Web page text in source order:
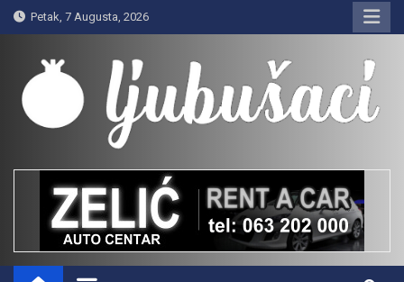
Skip
to
content
Petak, 7 Augusta, 2026
Ljubušaci
Svom voljenom gradu